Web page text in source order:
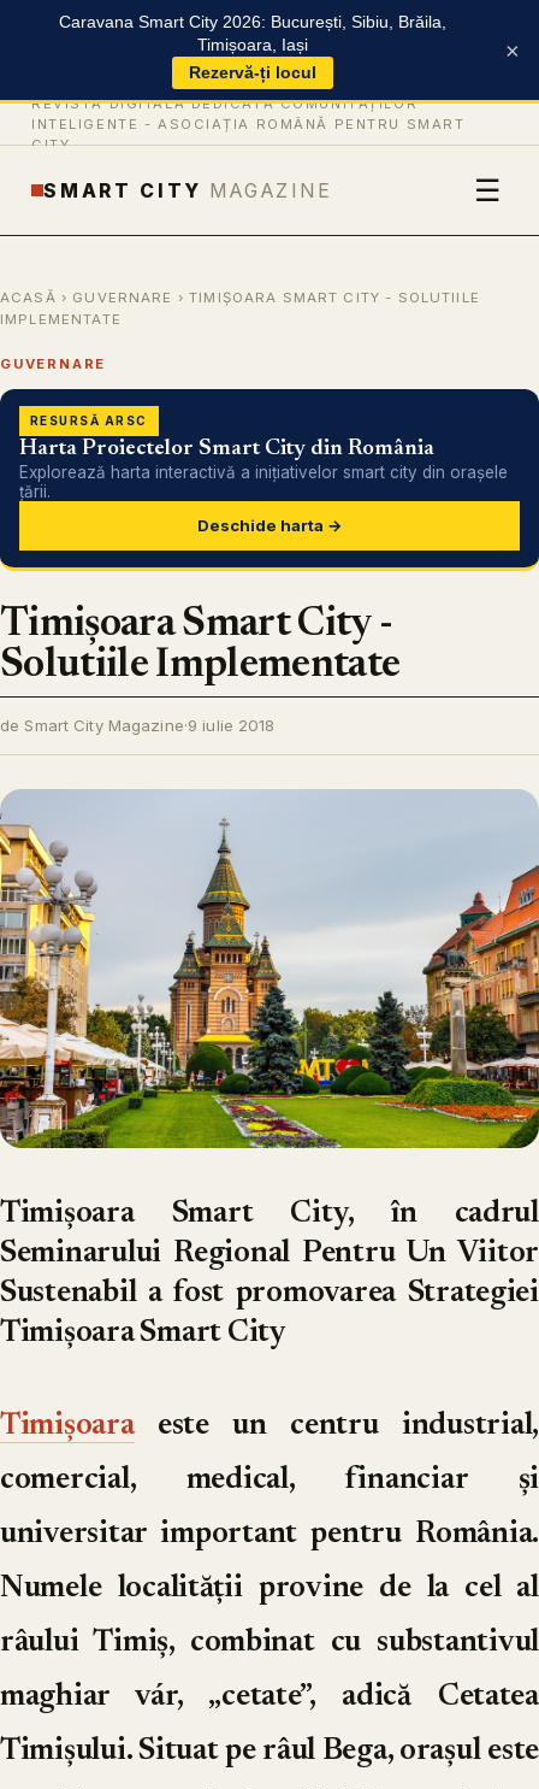
Caravana Smart City 2026: București, Sibiu, Brăila,
Timișoara, Iași
Rezervă-ți locul
×
REVISTĂ DIGITALĂ DEDICATĂ COMUNITĂȚILOR
INTELIGENTE - ASOCIAȚIA ROMÂNĂ PENTRU SMART
CITY
SMART CITY MAGAZINE ☰
ACASĂ › GUVERNARE › TIMIȘOARA SMART CITY - SOLUTIILE
IMPLEMENTATE
GUVERNARE
RESURSĂ ARSC
Harta Proiectelor Smart City din România
Explorează harta interactivă a inițiativelor smart city din orașele
țării.
Deschide harta →
Timișoara Smart City -
Solutiile Implementate
de Smart City Magazine·9 iulie 2018
Timișoara Smart City, în cadrul
Seminarului Regional Pentru Un Viitor
Sustenabil a fost promovarea Strategiei
Timișoara Smart City
Timișoaraeste un centru industrial,
comercial, medical, financiar și
universitar important pentru România.
Numele localității provine de la cel al
râului Timiș, combinat cu substantivul
maghiar vár, „cetate”, adică Cetatea
Timișului. Situat pe râul Bega, orașul este